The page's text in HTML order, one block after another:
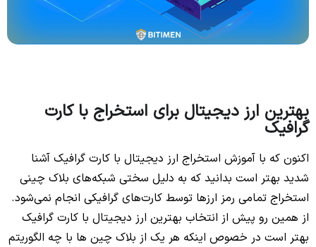
بهترین ارز دیجیتال برای استخراج با کارت
گرافیک
اکنون که با آموزش استخراج ارز دیجیتال با کارت گرافیک آشنا
شدید بهتر است بدانید که به دلیل سختی شبکه‌های بلاک چینی
استخراج تمامی رمز ارزها توسط کارت‌های گرافیکی انجام نمی‌شود.
از همین رو پیش از انتخاب بهترین ارز دیجیتال با کارت گرافیک
بهتر است در خصوص اینکه هر یک از بلاک چین ها با چه الگوریتم